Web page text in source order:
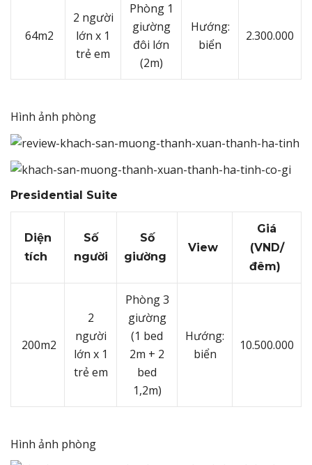
64m2
2 người
lớn x 1
trẻ em
Phòng 1
giường
đôi lớn
(2m)
Hướng:
biển
2.300.000
Hình ảnh phòng
Presidential Suite
Diện
tích
Số
người
Số
giường
View
Giá
(VND/
đêm)
200m2
2
người
lớn x 1
trẻ em
Phòng 3
giường
(1 bed
2m + 2
bed
1,2m)
Hướng:
biển
10.500.000
Hình ảnh phòng